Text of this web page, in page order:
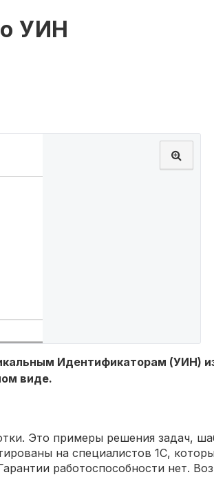
УИН
Идентификаторам (УИН)
виде.
Это примеры решения задач,
на специалистов 1С,
работоспособности нет.